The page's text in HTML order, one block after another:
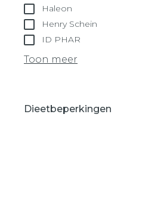
Haleon
Henry Schein
ID PHAR
Toon meer
Dieetbeperkingen